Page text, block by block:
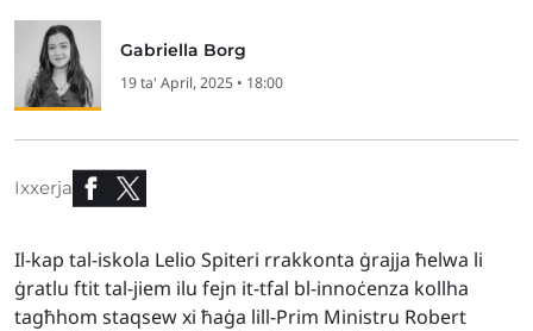
Gabriella Borg
19 ta' April, 2025 • 18:00
Ixxerja
Il-kap tal-iskola Lelio Spiteri rrakkonta ġrajja ħelwa li
ġratlu ftit tal-jiem ilu fejn it-tfal bl-innoċenza kollha
tagħhom staqsew xi ħaġa lill-Prim Ministru Robert